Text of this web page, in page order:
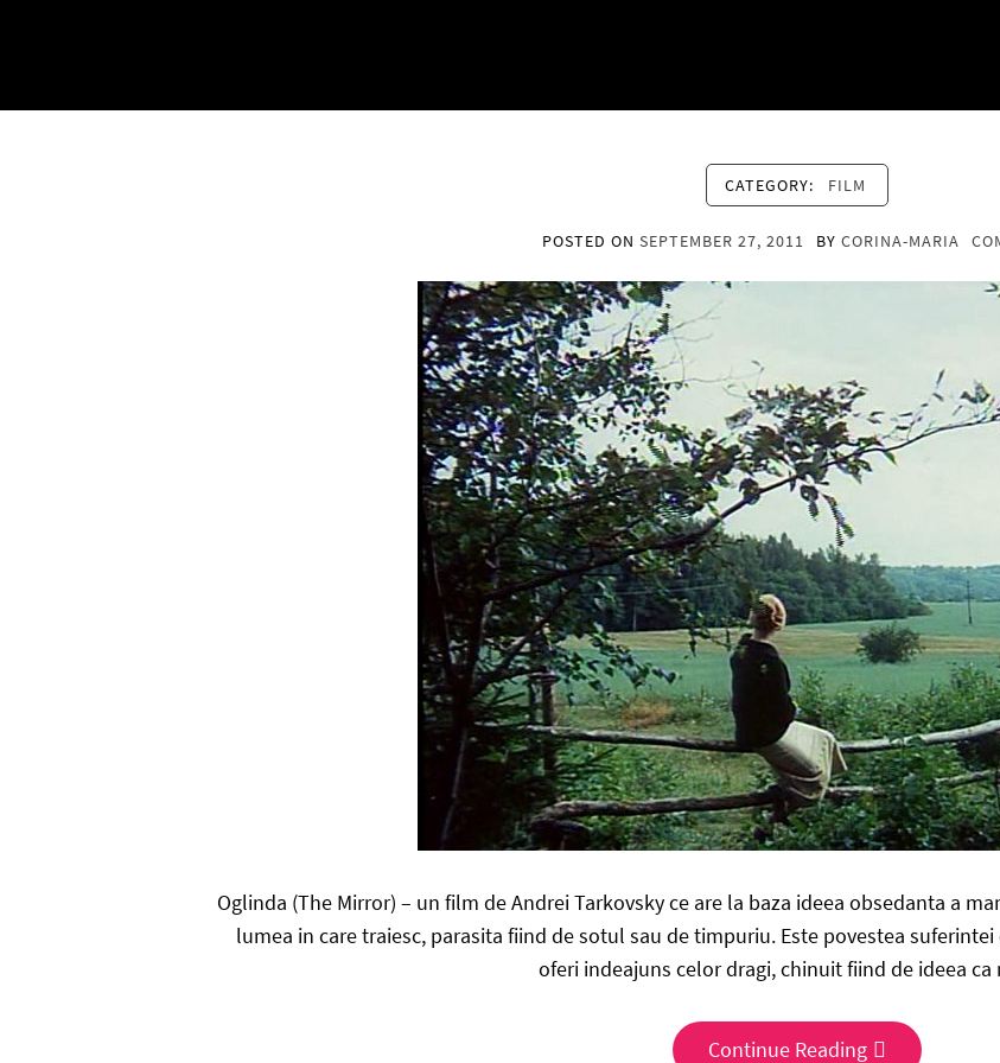
CATEGORY: FILM
POSTED ON SEPTEMBER 27, 2011 BY CORINA-MARIA
Oglinda (The Mirror) – un film de Andrei Tarkovsky ce are la baza ideea obsedanta a
lumea in care traiesc, parasita fiind de sotul sau de timpuriu. Este povestea
oferi indeajuns celor dragi, chinuit fiind de ideea
Continue Reading